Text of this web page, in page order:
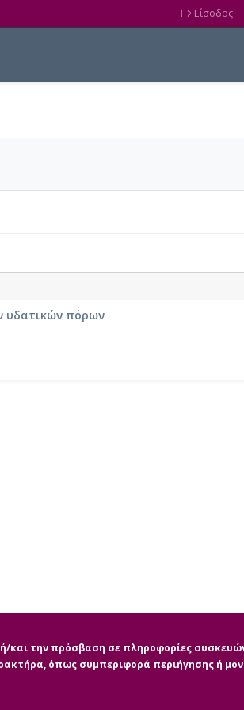
Είσοδος
υδατικών πόρων
και την πρόσβαση σε πληροφορίες
όπως συμπεριφορά περιήγησης ή